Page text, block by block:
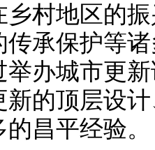
村地区的
传承保护等
办城市更
的顶层设
昌平经验。